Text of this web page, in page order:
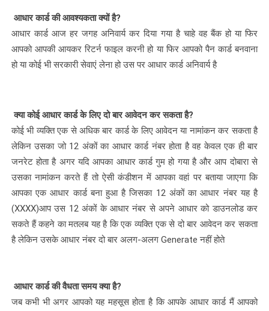
आधार कार्ड की आवश्यकता क्यों है?
आधार कार्ड आज हर जगह अनिवार्य कर दिया गया है चाहे वह बैंक हो या फिर
आपको आपकी आयकर रिटर्न फाइल करनी हो या फिर आपको पैन कार्ड बनवाना
हो या कोई भी सरकारी सेवाएं लेना हो उस पर आधार कार्ड अनिवार्य है
क्या कोई आधार कार्ड के लिए दो बार आवेदन कर सकता है?
कोई भी व्यक्ति एक से अधिक बार कार्ड के लिए आवेदन या नामांकन कर सकता है
लेकिन उसका जो 12 अंकों का आधार कार्ड नंबर होता है वह केवल एक ही बार
जनरेट होता है अगर यदि आपका आधार कार्ड गुम हो गया है और आप दोबारा से
उसका नामांकन करते हैं तो ऐसी कंडीशन में आपका वहां पर बताया जाएगा कि
आपका एक आधार कार्ड बना हुआ है जिसका 12 अंकों का आधार नंबर यह है
(XXXX)आप उस 12 अंकों के आधार नंबर से अपने आधार को डाउनलोड कर
सकते हैं कहने का मतलब यह है कि एक व्यक्ति एक से दो बार आवेदन कर सकता
है लेकिन उसके आधार नंबर दो बार अलग-अलग Generate नहीं होते
आधार कार्ड की वैधता समय क्या है?
जब कभी भी अगर आपको यह महसूस होता है कि आपके आधार कार्ड मैं आपको